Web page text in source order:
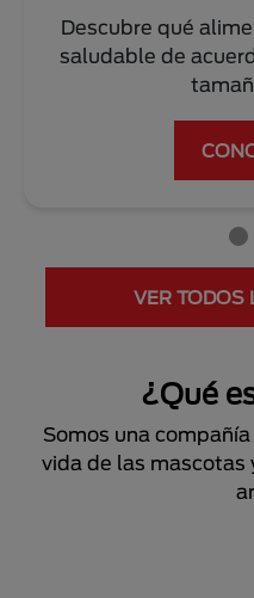
Descubre qué
saludable de
VER TODOS
¿Qué
Somos una
vida de las mascotas